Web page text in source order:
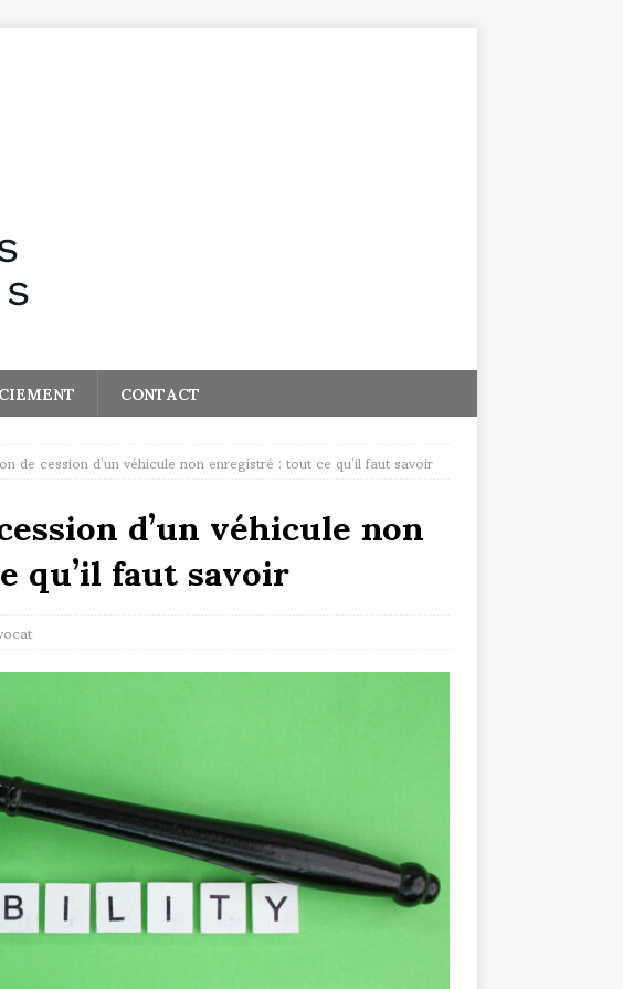
CONTACT
de cession d’un véhicule non enregistré : tout ce qu’il faut savoir
d’un véhicule non
faut savoir